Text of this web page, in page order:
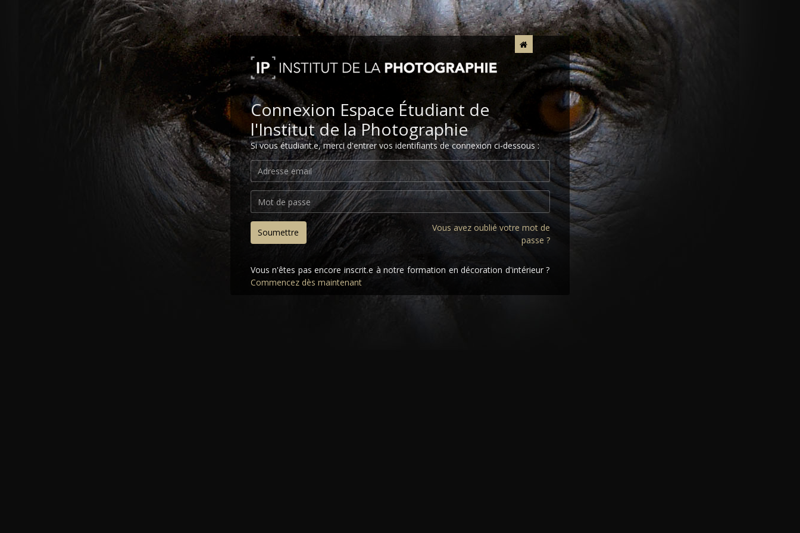
Connexion Espace Étudiant de
l'Institut de la Photographie
Si vous étudiant.e, merci d'entrer vos identifiants de connexion ci-dessous :
Soumettre
Vous avez oublié votre mot de
passe ?
Vous n'êtes pas encore inscrit.e à notre formation en décoration d'intérieur ?
Commencez dès maintenant